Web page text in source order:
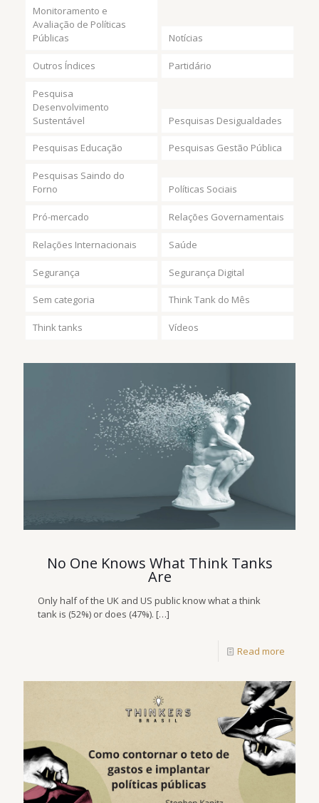
Monitoramento e
Avaliação de Políticas
Públicas
Notícias
Outros Índices Partidário
Pesquisa
Desenvolvimento
Sustentável
Pesquisas Desigualdades
Pesquisas Educação Pesquisas Gestão Pública
Pesquisas Saindo do
Forno
Políticas Sociais
Pró-mercado Relações Governamentais
Relações Internacionais Saúde
Segurança Segurança Digital
Sem categoria Think Tank do Mês
Think tanks Vídeos
No One Knows What Think Tanks
Are
Only half of the UK and US public know what a think
tank is (52%) or does (47%). […]
Read more